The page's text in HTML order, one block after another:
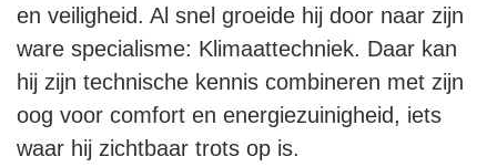
en veiligheid. Al snel groeide hij door naar zijn
ware specialisme: Klimaattechniek. Daar kan
hij zijn technische kennis combineren met zijn
oog voor comfort en energiezuinigheid, iets
waar hij zichtbaar trots op is.